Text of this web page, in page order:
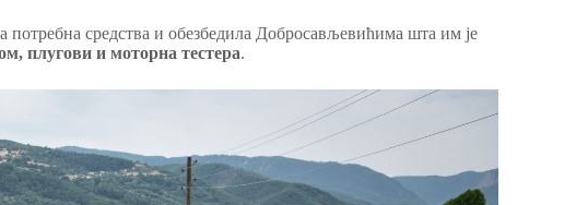
потребна средства и обезбедила Добросављевићима шта им је
плугови и моторна тестера.